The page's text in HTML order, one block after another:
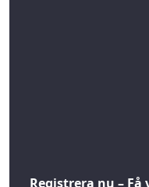
Registrera nu –